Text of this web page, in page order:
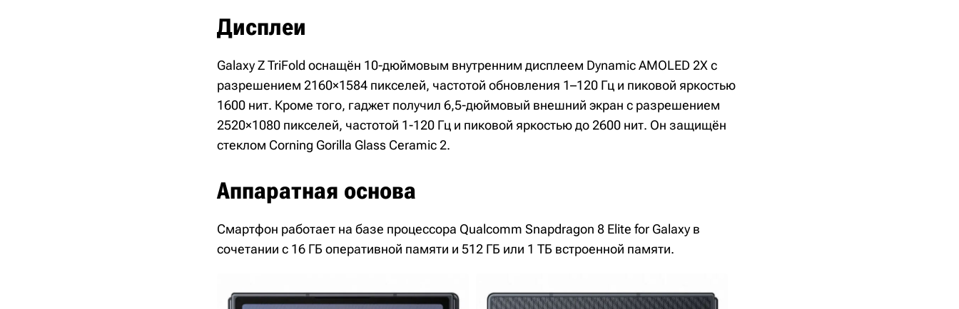
Дисплеи
Galaxy Z TriFold оснащён 10-дюймовым внутренним дисплеем Dynamic AMOLED 2X с
разрешением 2160×1584 пикселей, частотой обновления 1–120 Гц и пиковой яркостью
1600 нит. Кроме того, гаджет получил 6,5-дюймовый внешний экран с разрешением
2520×1080 пикселей, частотой 1-120 Гц и пиковой яркостью до 2600 нит. Он защищён
стеклом Corning Gorilla Glass Ceramic 2.
Аппаратная основа
Смартфон работает на базе процессора Qualcomm Snapdragon 8 Elite for Galaxy в
сочетании с 16 ГБ оперативной памяти и 512 ГБ или 1 ТБ встроенной памяти.